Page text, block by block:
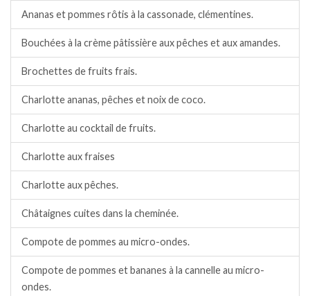
Ananas et pommes rôtis à la cassonade, clémentines.
Bouchées à la crème pâtissière aux pêches et aux amandes.
Brochettes de fruits frais.
Charlotte ananas, pêches et noix de coco.
Charlotte au cocktail de fruits.
Charlotte aux fraises
Charlotte aux pêches.
Châtaignes cuites dans la cheminée.
Compote de pommes au micro-ondes.
Compote de pommes et bananes à la cannelle au micro-
ondes.